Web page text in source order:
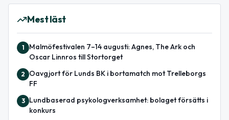
Mest läst
1
Malmöfestivalen 7–14 augusti: Agnes, The Ark och
Oscar Linnros till Stortorget
2
Oavgjort för Lunds BK i bortamatch mot Trelleborgs
FF
3
Lundbaserad psykologverksamhet: bolaget försätts i
konkurs